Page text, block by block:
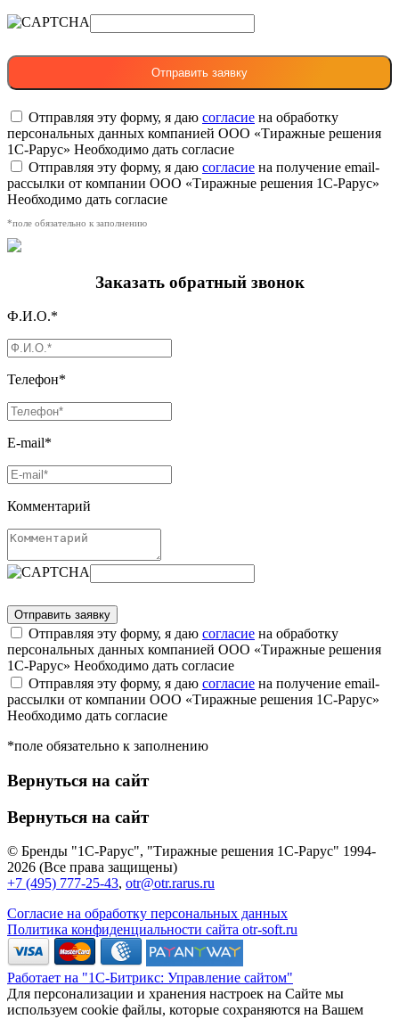
Отправляя эту форму, я даю согласие на обработку
персональных данных компанией ООО «Тиражные решения
1С-Рарус» Необходимо дать согласие
Отправляя эту форму, я даю согласие на получение email-
рассылки от компании ООО «Тиражные решения 1С-Рарус»
Необходимо дать согласие
*поле обязательно к заполнению
Заказать обратный звонок
Ф.И.О.*
Телефон*
E-mail*
Комментарий
Отправляя эту форму, я даю согласие на обработку
персональных данных компанией ООО «Тиражные решения
1С-Рарус» Необходимо дать согласие
Отправляя эту форму, я даю согласие на получение email-
рассылки от компании ООО «Тиражные решения 1С-Рарус»
Необходимо дать согласие
*поле обязательно к заполнению
Вернуться на сайт
Вернуться на сайт
© Бренды "1С-Рарус", "Тиражные решения 1С-Рарус" 1994-
2026 (Все права защищены)
+7 (495) 777-25-43, otr@otr.rarus.ru
Согласие на обработку персональных данных
Политика конфиденциальности сайта otr-soft.ru
Работает на "1С-Битрикс: Управление сайтом"
Для персонализации и хранения настроек на Сайте мы
используем cookie файлы, которые сохраняются на Вашем